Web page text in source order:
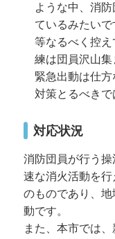
ような中、消
ているみたい
等なるべく控え
練は団員沢山集
緊急出動は仕
対策とるべきで
対応状況
消防団員が行う
速な消火活動を
のものであり、
動です。
また、本市では